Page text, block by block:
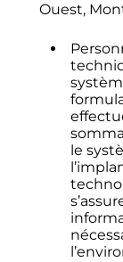
Ouest,
le